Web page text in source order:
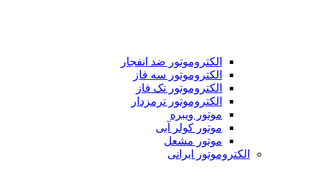
الکتروموتور ضد انفجار
الکتروموتور سه فاز
الکتروموتور تک فاز
الکتروموتور ترمزدار
موتور ویبره
موتور کولر آبی
موتور مشعل
الکتروموتور ایرانی